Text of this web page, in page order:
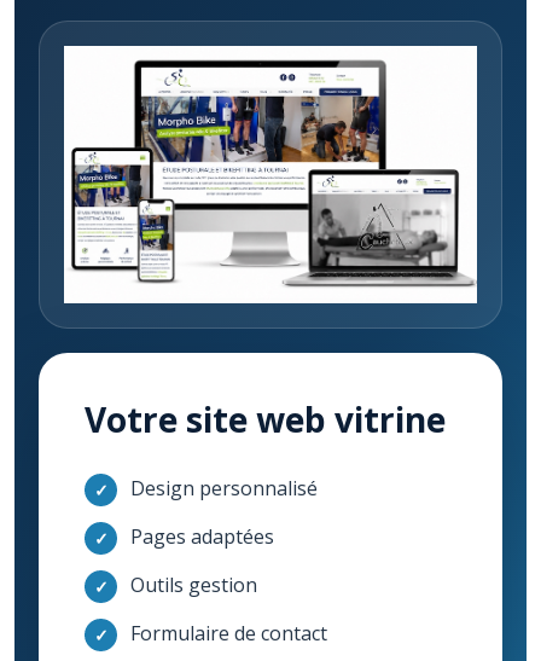
Votre site web vitrine
✓ Design personnalisé
✓ Pages adaptées
✓ Outils gestion
✓ Formulaire de contact